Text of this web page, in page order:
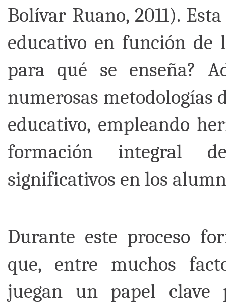
Bolívar Ruano, 2011).
educativo en función de
para qué se enseña?
numerosas metodologías
educativo, empleando
formación integral
significativos en los
Durante este proceso
que, entre muchos
juegan un papel clave